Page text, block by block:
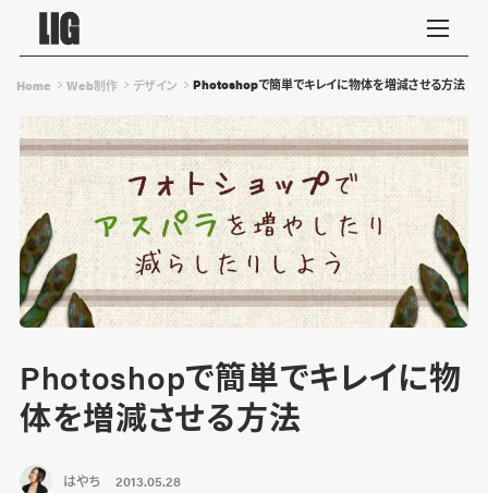
Home Web制作 デザイン Photoshopで簡単でキレイに物体を増減させる方法
Photoshopで簡単でキレイに物
体を増減させる方法
はやち 2013.05.28